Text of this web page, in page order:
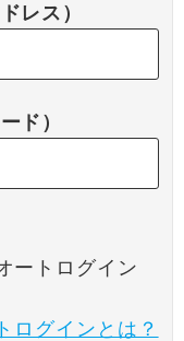
レス）
ド）
ートログイン
ログインとは？